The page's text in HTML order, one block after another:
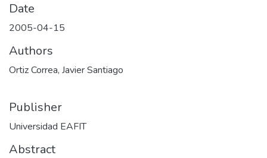
Date
2005-04-15
Authors
Ortiz Correa, Javier Santiago
Publisher
Universidad EAFIT
Abstract